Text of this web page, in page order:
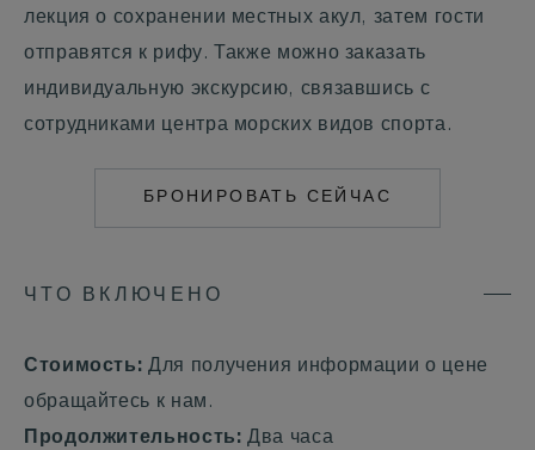
лекция о сохранении местных акул, затем гости
отправятся к рифу. Также можно заказать
индивидуальную экскурсию, связавшись с
сотрудниками центра морских видов спорта.
БРОНИРОВАТЬ СЕЙЧАС
ЧТО ВКЛЮЧЕНО
Стоимость:Для получения информации о цене
обращайтесь к нам.
Продолжительность: Два часа